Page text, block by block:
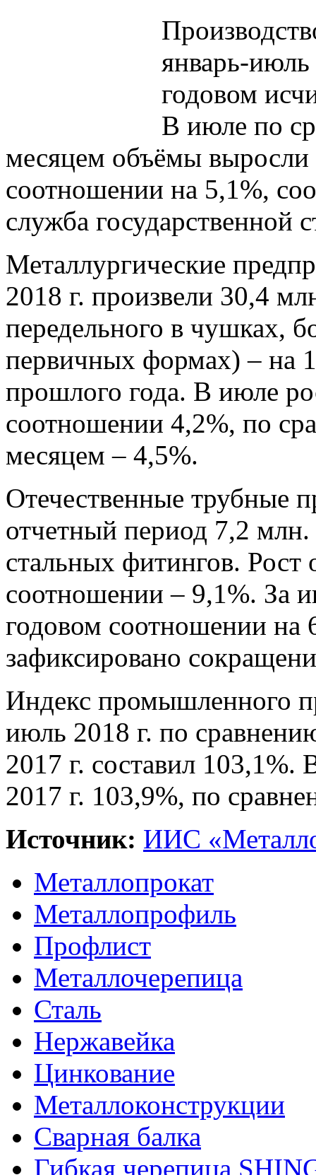
январь-июль
годовом
В июле по
месяцем объёмы выросли
соотношении на 5,1%,
служба государственной
Металлургические
2018 г. произвели 30,4
передельного в чушках,
первичных формах) – на
прошлого года. В июле
соотношении 4,2%, по
месяцем – 4,5%.
Отечественные трубные
отчетный период 7,2
стальных фитингов. Рост
соотношении – 9,1%. За
годовом соотношении
зафиксировано
Индекс промышленного
июль 2018 г. по
2017 г. составил
2017 г. 103,9%, по
Источник: ИИС
Металлопрокат
Металлопрофиль
Профлист
Металлочерепица
Сталь
Нержавейка
Цинкование
Металлоконструкции
Сварная балка
Гибкая черепица